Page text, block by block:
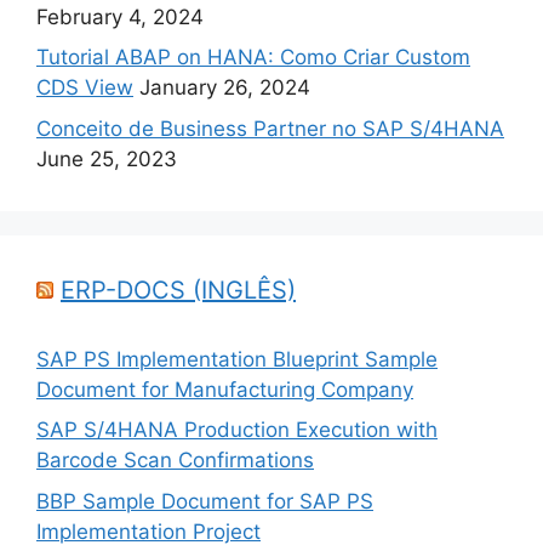
February 4, 2024
Tutorial ABAP on HANA: Como Criar Custom
CDS View January 26, 2024
Conceito de Business Partner no SAP S/4HANA
June 25, 2023
ERP-DOCS (INGLÊS)
SAP PS Implementation Blueprint Sample
Document for Manufacturing Company
SAP S/4HANA Production Execution with
Barcode Scan Confirmations
BBP Sample Document for SAP PS
Implementation Project